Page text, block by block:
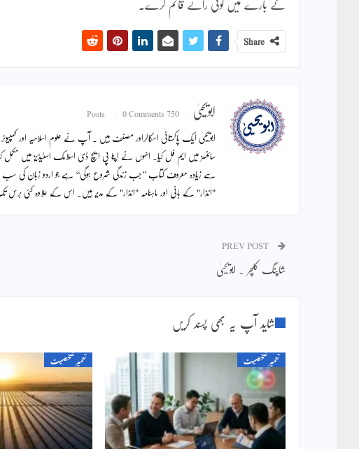
کے بارے میں کوئی رائے قائم کرے۔
Share
ابویحییٰ 750 Posts
0 Comments
ابویحییٰ ایک پاکستانی اسکالراور مصنف ہیں ۔ آپ نے علوم اسلامیہ اور
سائنسز میں ایم فل کیا۔ انہوں نے اپنا پی ایچ ڈی اسلامک اسٹیڈیز میں
سے زیادہ معروف کتاب ’’جب زندگی شروع ہوگی‘‘ ہے جو اردو زبان کی
"انذار" کے بانی اور ماہنامہ "انذار" کے مدیر ہیں۔ اس کے علاوہ کئی
شاپنگ کلچر ۔ ابویحییٰ
شاید آپ یہ بھی پسند کریں
تعمیر شخصیت تعمیر شخصیت